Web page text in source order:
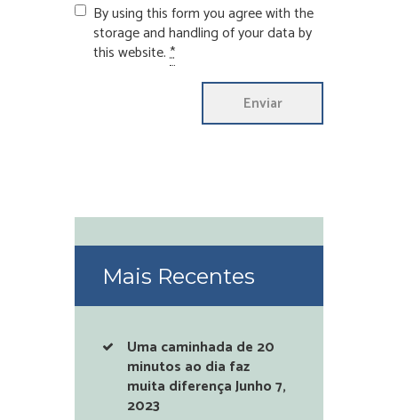
By using this form you agree with the
storage and handling of your data by
this website.*
Mais Recentes
Uma caminhada de 20
minutos ao dia faz
muita diferençaJunho 7,
2023